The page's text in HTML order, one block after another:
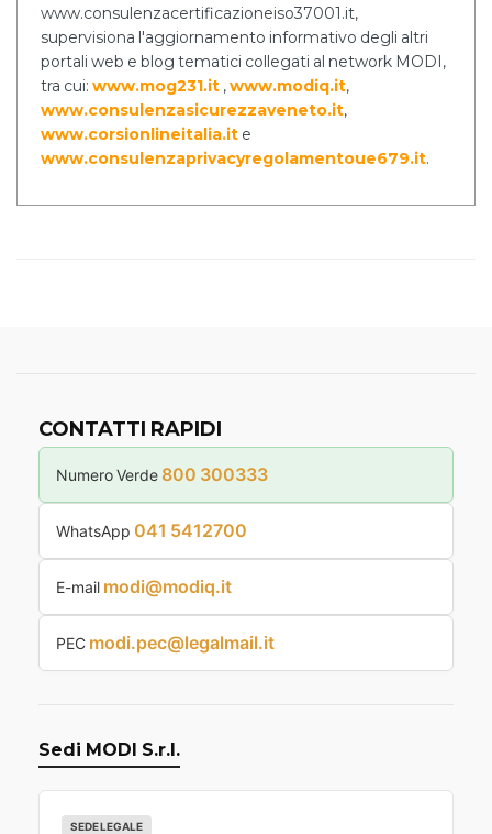
www.consulenzacertificazioneiso37001.it,
supervisiona l'aggiornamento informativo degli altri
portali web e blog tematici collegati al network MODI,
tra cui: www.mog231.it ,www.modiq.it,
www.consulenzasicurezzaveneto.it,
www.corsionlineitalia.it e
www.consulenzaprivacyregolamentoue679.it.
CONTATTI RAPIDI
Numero Verde 800 300333
WhatsApp 041 5412700
E-mail modi@modiq.it
PEC modi.pec@legalmail.it
Sedi MODI S.r.l.
SEDE LEGALE